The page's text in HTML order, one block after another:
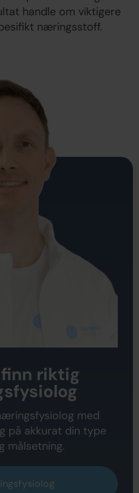
handle om viktigere
næringsstoff.
riktig
med
på akkurat din type
målsetning.